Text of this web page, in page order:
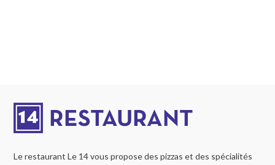
Le restaurant Le 14 vous propose des pizzas et des spécialités